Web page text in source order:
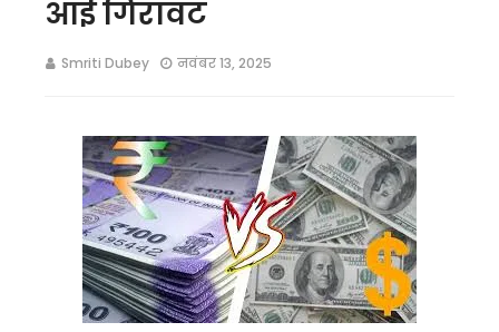
आई गिरावट
Smriti Dubey नवंबर 13, 2025